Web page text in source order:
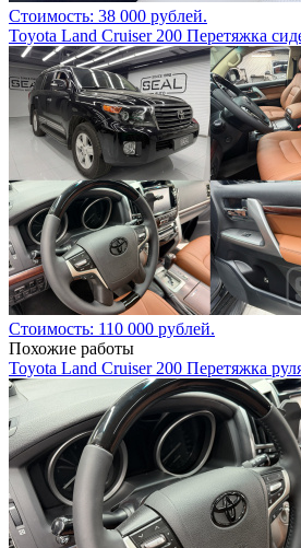
Стоимость: 38 000 рублей.
Toyota Land Cruiser 200 Перетяжка
Стоимость: 110 000 рублей.
Похожие работы
Toyota Land Cruiser 200 Перетяжка